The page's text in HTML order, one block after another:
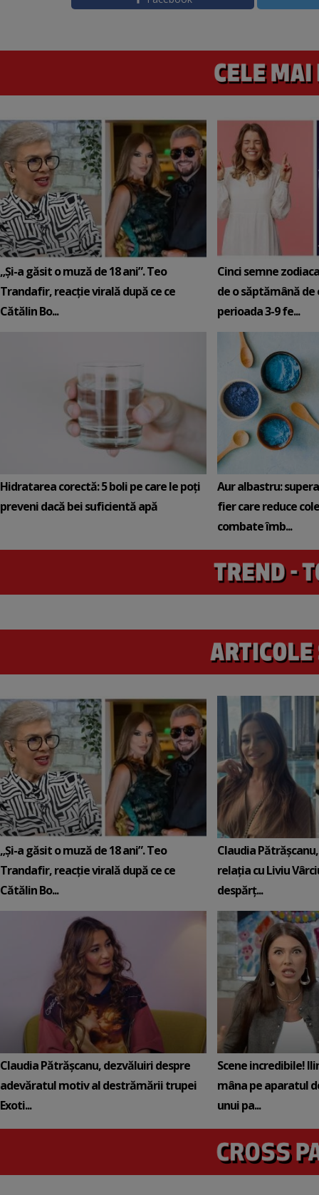
„Și-a găsit o muză de 18 ani”. Teo
Trandafir, reacție virală după ce ce
Cătălin Bo...
Cinci semne
de o săptămână de
perioada 3-9 fe...
Hidratarea corectă: 5 boli pe care le poți
preveni dacă bei suficientă apă
Aur albastru:
fier care reduce
combate îmb...
„Și-a găsit o muză de 18 ani”. Teo
Trandafir, reacție virală după ce ce
Cătălin Bo...
Claudia
relația cu Liviu
despărț...
Claudia Pătrășcanu, dezvăluiri despre
adevăratul motiv al destrămării trupei
Exoti...
Scene incredibile!
mâna pe aparatul
unui pa...